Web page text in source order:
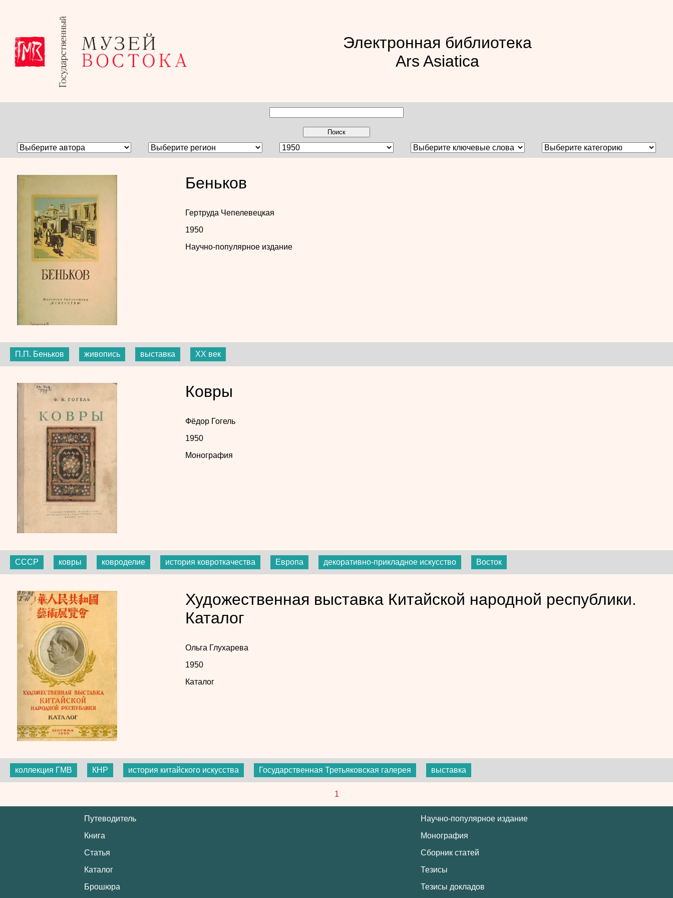
Электронная библиотека
Ars Asiatica
Беньков
Гертруда Чепелевецкая
1950
Научно-популярное издание
П.П. Беньков живопись выставка XX век
Ковры
Фёдор Гогель
1950
Монография
СССР ковры ковроделие история ковроткачества Европа декоративно-прикладное искусство Восток
Художественная выставка Китайской народной республики.
Каталог
Ольга Глухарева
1950
Каталог
коллекция ГМВ КНР история китайского искусства Государственная Третьяковская галерея выставка
1
Путеводитель
Книга
Статья
Каталог
Брошюра
Научно-популярное издание
Монография
Сборник статей
Тезисы
Тезисы докладов